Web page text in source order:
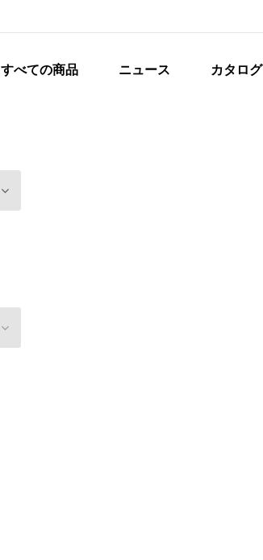
すべての商品 ニュース カタログ